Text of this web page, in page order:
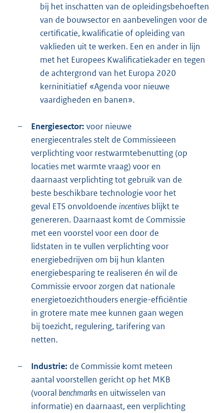
bij het inschatten van de opleidingsbehoeften
van de bouwsector en aanbevelingen voor de
certificatie, kwalificatie of opleiding van
vaklieden uit te werken. Een en ander in lijn
met het Europees Kwalificatiekader en tegen
de achtergrond van het Europa 2020
kerninitiatief «Agenda voor nieuwe
vaardigheden en banen».
– Energiesector: voor nieuwe
energiecentrales stelt de Commissieeen
verplichting voor restwarmtebenutting (op
locaties met warmte vraag) voor en
daarnaast verplichting tot gebruik van de
beste beschikbare technologie voor het
geval ETS onvoldoende incentives blijkt te
genereren. Daarnaast komt de Commissie
met een voorstel voor een door de
lidstaten in te vullen verplichting voor
energiebedrijven om bij hun klanten
energiebesparing te realiseren én wil de
Commissie ervoor zorgen dat nationale
energietoezichthouders energie-efficiëntie
in grotere mate mee kunnen gaan wegen
bij toezicht, regulering, tarifering van
netten.
– Industrie: de Commissie komt meteen
aantal voorstellen gericht op het MKB
(vooral benchmarks en uitwisselen van
informatie) en daarnaast, een verplichting